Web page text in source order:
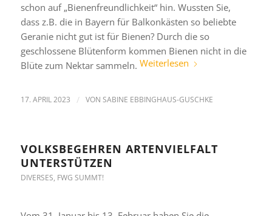
schon auf „Bienenfreundlichkeit“ hin. Wussten Sie,
dass z.B. die in Bayern für Balkonkästen so beliebte
Geranie nicht gut ist für Bienen? Durch die so
geschlossene Blütenform kommen Bienen nicht in die
Blüte zum Nektar sammeln. Weiterlesen
17. APRIL 2023 / VON SABINE EBBINGHAUS-GUSCHKE
VOLKSBEGEHREN ARTENVIELFALT
UNTERSTÜTZEN
DIVERSES, FWG SUMMT!